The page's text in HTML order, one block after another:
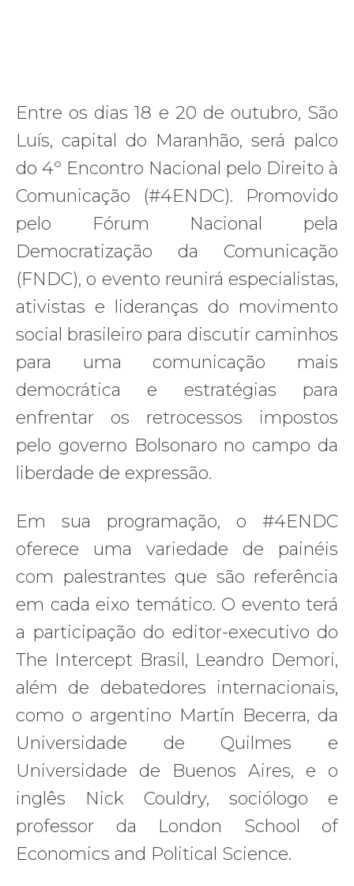
Entre os dias 18 e 20 de outubro, São
Luís, capital do Maranhão, será palco
do 4º Encontro Nacional pelo Direito à
Comunicação (#4ENDC). Promovido
pelo Fórum Nacional pela
Democratização da Comunicação
(FNDC), o evento reunirá especialistas,
ativistas e lideranças do movimento
social brasileiro para discutir caminhos
para uma comunicação mais
democrática e estratégias para
enfrentar os retrocessos impostos
pelo governo Bolsonaro no campo da
liberdade de expressão.
Em sua programação, o #4ENDC
oferece uma variedade de painéis
com palestrantes que são referência
em cada eixo temático. O evento terá
a participação do editor-executivo do
The Intercept Brasil, Leandro Demori,
além de debatedores internacionais,
como o argentino Martín Becerra, da
Universidade de Quilmes e
Universidade de Buenos Aires, e o
inglês Nick Couldry, sociólogo e
professor da London School of
Economics and Political Science.